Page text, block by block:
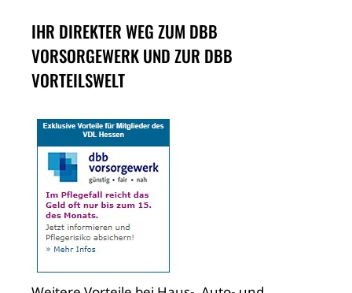
IHR DIREKTER WEG ZUM DBB
VORSORGEWERK UND ZUR DBB
VORTEILSWELT